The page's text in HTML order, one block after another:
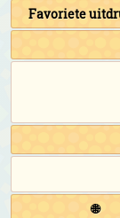
Favoriete
🌐